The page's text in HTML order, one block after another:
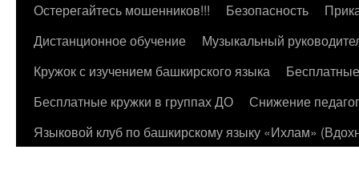
содержимому
Остерегайтесь мошенников!!!
Безопасность
Дистанционное обучение
Музыкальный
Кружок с изучением башкирского языка
Бесплатные кружки в группах ДО
Снижение
Языковой клуб по башкирскому языку «Ихлам»